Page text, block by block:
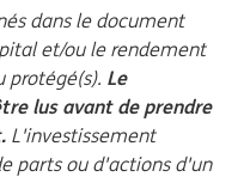
dans le document
et/ou le rendement
protégé(s). Le
lus avant de prendre
L'investissement
parts ou d'actions d'un